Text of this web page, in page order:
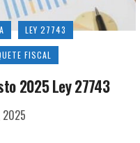
LEY 27743
FISCAL
2025 Ley 27743
2025